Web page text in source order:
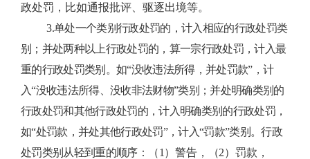
政处罚，比如通报批评、驱逐出境等。
3.单处一个类别行政处罚的，计入相应的行政处罚类
别；并处两种以上行政处罚的，算一宗行政处罚，计入最
重的行政处罚类别。如“没收违法所得，并处罚款”，计
入“没收违法所得、没收非法财物”类别；并处明确类别的
行政处罚和其他行政处罚的，计入明确类别的行政处罚，
如“处罚款，并处其他行政处罚”，计入“罚款”类别。行政
处罚类别从轻到重的顺序：
（1） 警告， （2） 罚款，